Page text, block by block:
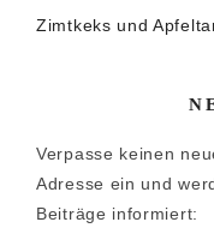
Zimtkeks und
Verpasse keinen
Adresse ein und
Beiträge informiert: